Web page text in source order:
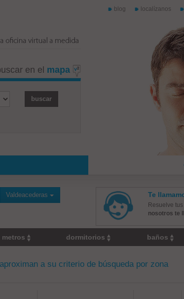
blog localízanos
en el mapa
Valdeacederas Te
Resuelve
nosotros te
metros dormitorios baños
a su criterio de búsqueda por zona